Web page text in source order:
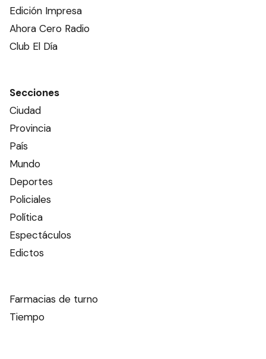
Edición Impresa
Ahora Cero Radio
Club El Día
Secciones
Ciudad
Provincia
País
Mundo
Deportes
Policiales
Política
Espectáculos
Edictos
Farmacias de turno
Tiempo